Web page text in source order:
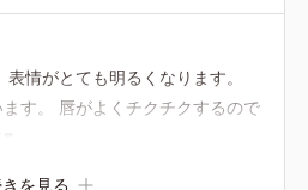
情がとても明るくなります。
す。 唇がよくチクチクするので
を見る